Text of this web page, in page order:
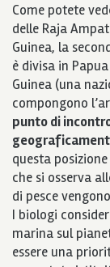
Come potete
delle Raja
Guinea, la
è divisa in
Guinea (una
compongono
punto di
questa
che si osserva
di pesce
I biologi
marina sul
essere una